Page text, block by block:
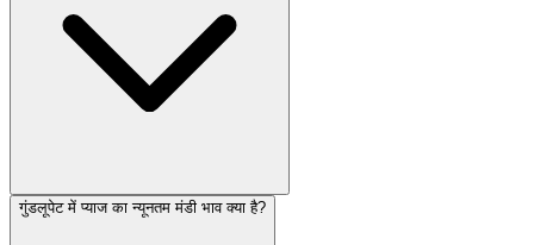
गुंडलूपेट में प्याज का न्यूनतम मंडी भाव क्या है?